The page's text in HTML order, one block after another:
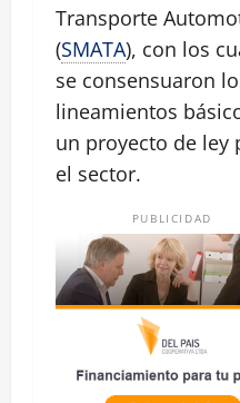
Transporte
(SMATA), con los
se consensuaron
lineamientos
un proyecto de ley
el sector.
PUBLICIDAD